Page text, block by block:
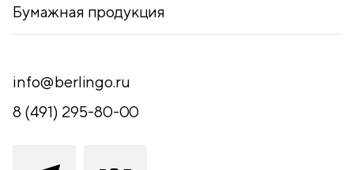
Бумажная продукция
info@berlingo.ru
8 (491) 295-80-00